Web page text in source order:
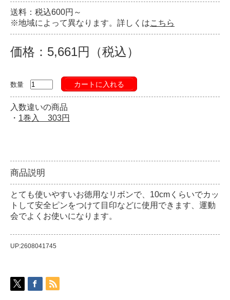
送料：税込600円～
※地域によって異なります。詳しくはこちら
価格：5,661円（税込）
数量 カートに入れる
入数違いの商品
・ 1巻入 303円
商品説明
とても使いやすいお徳用なリボンで、10cmくらいでカッ
トして安全ピンをつけて目印などに使用できます、運動
会でよくお使いになります。
UP:2608041745